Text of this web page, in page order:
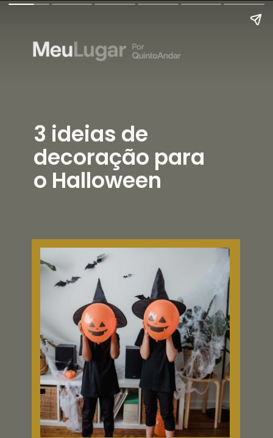
3 ideias de
decoração para
o Halloween